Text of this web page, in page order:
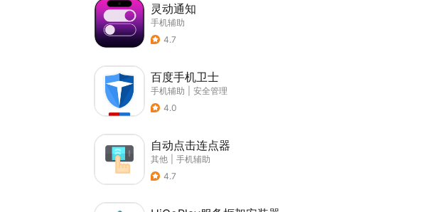
灵动通知
手机辅助
4.7
百度手机卫士
手机辅助
安全管理
4.0
自动点击连点器
其他
手机辅助
4.7